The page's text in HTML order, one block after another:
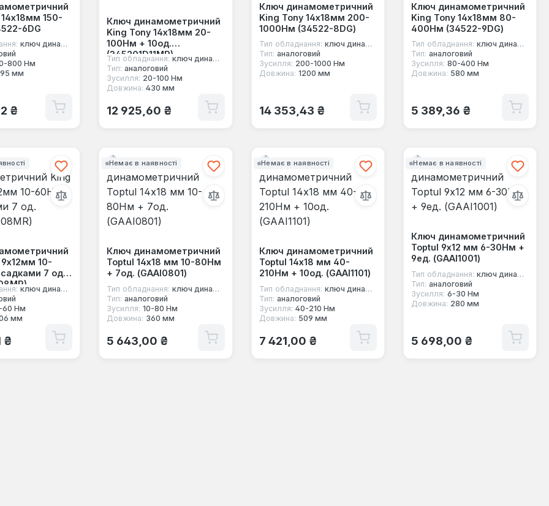
150-
6DG
ключ динамометричний під насадки
800 Нм
мм
₴
Ключ динамометричний
King Tony 14х18мм 20-
100Нм + 10од.
(345201D11MR)
Тип обладнання: ключ динамометричний під насадки
Тип: аналоговий
Зусилля: 20-100 Нм
Довжина: 430 мм
Звичайна ціна:
12 925,60 ₴
Ключ динамометричний
King Tony 14х18мм 200-
1000Нм (34522-8DG)
Тип обладнання: ключ динамометричний під насадки
Тип: аналоговий
Зусилля: 200-1000 Нм
Довжина: 1200 мм
Звичайна ціна:
14 353,43 ₴
Ключ динамометричний
King Tony 14х18мм 80-
400Нм (34522-9DG)
Тип обладнання: ключ динамометричний під насадки
Тип: аналоговий
Зусилля: 80-400 Нм
Довжина: 580 мм
Звичайна ціна:
5 389,36 ₴
10-
7 од.
ключ динамометричний під насадки
60 Нм
мм
₴
Немає в наявності
Ключ динамометричний
Toptul 14х18 мм 10-80Нм
+ 7од. (GAAI0801)
Тип обладнання: ключ динамометричний під насадки
Тип: аналоговий
Зусилля: 10-80 Нм
Довжина: 360 мм
Звичайна ціна:
5 643,00 ₴
Немає в наявності
Ключ динамометричний
Toptul 14х18 мм 40-
210Нм + 10од. (GAAI1101)
Тип обладнання: ключ динамометричний під насадки
Тип: аналоговий
Зусилля: 40-210 Нм
Довжина: 509 мм
Звичайна ціна:
7 421,00 ₴
Немає в наявності
Ключ динамометричний
Toptul 9х12 мм 6-30Нм +
9ед. (GAAI1001)
Тип обладнання: ключ динамометричний під насадки
Тип: аналоговий
Зусилля: 6-30 Нм
Довжина: 280 мм
Звичайна ціна:
5 698,00 ₴